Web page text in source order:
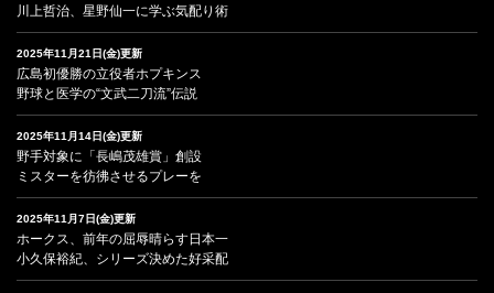
川上哲治、星野仙一に学ぶ気配り術
2025年11月21日(金)更新
広島初優勝の立役者ホプキンス
野球と医学の“文武二刀流”伝説
2025年11月14日(金)更新
野手対象に「長嶋茂雄賞」創設
ミスターを彷彿させるプレーを
2025年11月7日(金)更新
ホークス、前年の屈辱晴らす日本一
小久保裕紀、シリーズ決めた好采配